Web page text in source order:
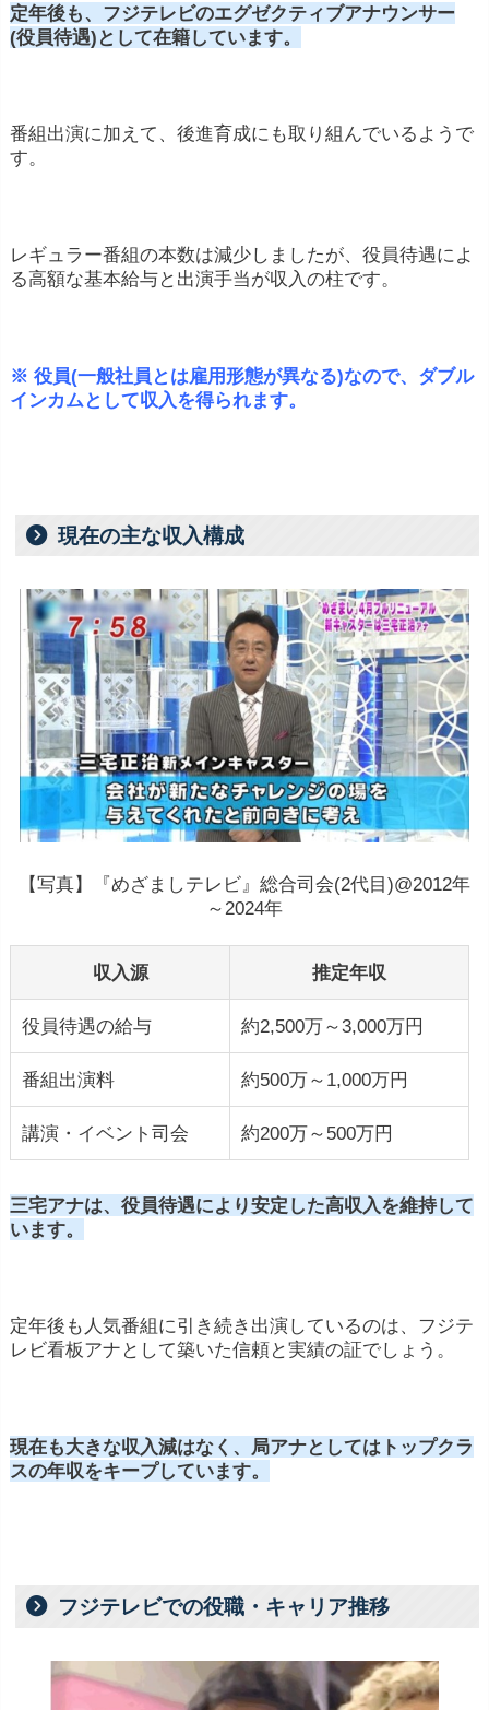
定年後も、フジテレビのエグゼクティブアナウンサー
(役員待遇)として在籍しています。
番組出演に加えて、後進育成にも取り組んでいるようで
す。
レギュラー番組の本数は減少しましたが、役員待遇によ
る高額な基本給与と出演手当が収入の柱です。
※ 役員(一般社員とは雇用形態が異なる)なので、ダブル
インカムとして収入を得られます。
現在の主な収入構成
【写真】『めざましテレビ』総合司会(2代目)@2012年
～2024年
収入源 推定年収
役員待遇の給与 約2,500万～3,000万円
番組出演料 約500万～1,000万円
講演・イベント司会 約200万～500万円
三宅アナは、役員待遇により安定した高収入を維持して
います。
定年後も人気番組に引き続き出演しているのは、フジテ
レビ看板アナとして築いた信頼と実績の証でしょう。
現在も大きな収入減はなく、局アナとしてはトップクラ
スの年収をキープしています。
フジテレビでの役職・キャリア推移